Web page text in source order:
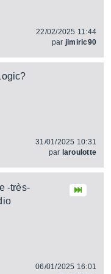
22/02/2025 11:44
par jimiric90
31/01/2025 10:31
par laroulotte
-très-
06/01/2025 16:01